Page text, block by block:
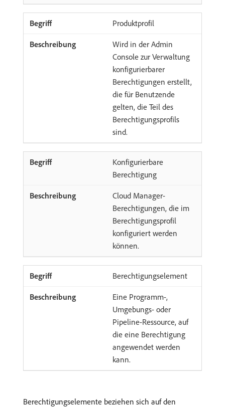
Produktprofil
Wird in der Admin
Console zur Verwaltung
konfigurierbarer
Berechtigungen erstellt,
die für Benutzende
gelten, die Teil des
Berechtigungsprofils
sind.
Konfigurierbare
Berechtigung
Cloud Manager-
Berechtigungen, die im
Berechtigungsprofil
konfiguriert werden
können.
Berechtigungselement
Eine Programm-,
Umgebungs- oder
Pipeline-Ressource, auf
die eine Berechtigung
angewendet werden
kann.
Berechtigungselemente beziehen sich auf den